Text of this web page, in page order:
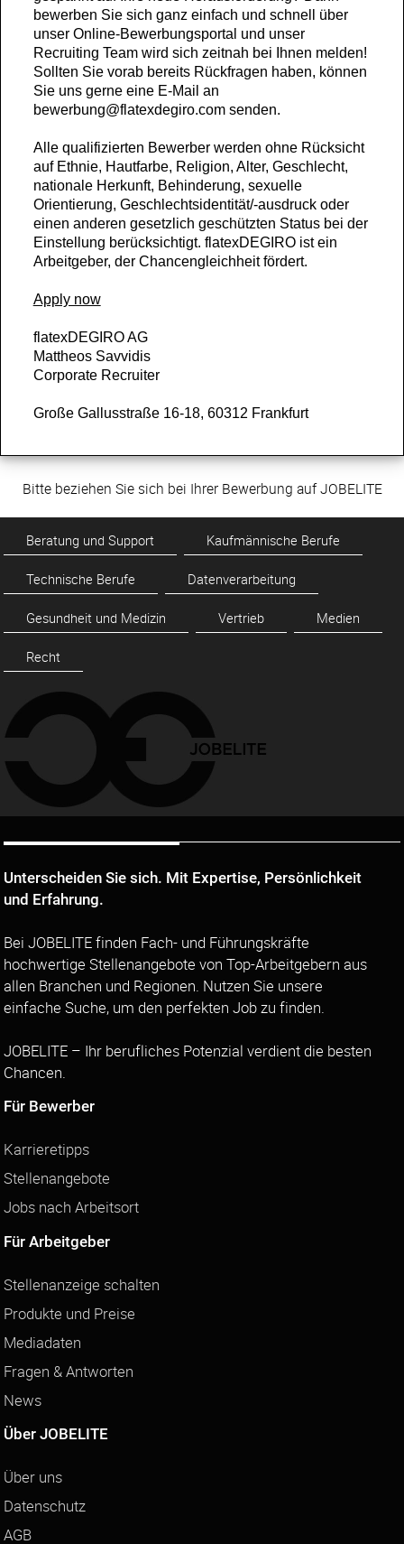
bewerben Sie sich ganz einfach und schnell über
unser Online-Bewerbungsportal und unser
Recruiting Team wird sich zeitnah bei Ihnen melden!
Sollten Sie vorab bereits Rückfragen haben, können
Sie uns gerne eine E-Mail an
bewerbung@flatexdegiro.com senden.
Alle qualifizierten Bewerber werden ohne Rücksicht
auf Ethnie, Hautfarbe, Religion, Alter, Geschlecht,
nationale Herkunft, Behinderung, sexuelle
Orientierung, Geschlechtsidentität/-ausdruck oder
einen anderen gesetzlich geschützten Status bei der
Einstellung berücksichtigt. flatexDEGIRO ist ein
Arbeitgeber, der Chancengleichheit fördert.
Apply now
flatexDEGIRO AG
Mattheos Savvidis
Corporate Recruiter
Große Gallusstraße 16-18, 60312 Frankfurt
Bitte beziehen Sie sich bei Ihrer Bewerbung auf JOBELITE
Beratung und Support Kaufmännische Berufe
Technische Berufe Datenverarbeitung
Gesundheit und Medizin Vertrieb Medien
Recht
Unterscheiden Sie sich. Mit Expertise, Persönlichkeit
und Erfahrung.
Bei JOBELITE finden Fach- und Führungskräfte
hochwertige Stellenangebote von Top-Arbeitgebern aus
allen Branchen und Regionen. Nutzen Sie unsere
einfache Suche, um den perfekten Job zu finden.
JOBELITE – Ihr berufliches Potenzial verdient die besten
Chancen.
Für Bewerber
Karrieretipps
Stellenangebote
Jobs nach Arbeitsort
Für Arbeitgeber
Stellenanzeige schalten
Produkte und Preise
Mediadaten
Fragen & Antworten
News
Über JOBELITE
Über uns
Datenschutz
AGB